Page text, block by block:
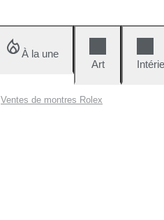
À la une
Art
Ventes de montres Rolex